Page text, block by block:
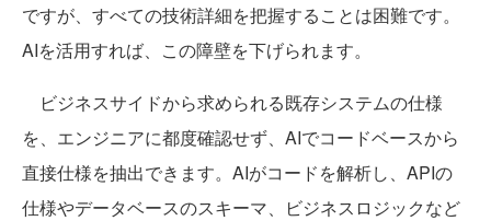
ですが、すべての技術詳細を把握することは困難です。
AIを活用すれば、この障壁を下げられます。
ビジネスサイドから求められる既存システムの仕様
を、エンジニアに都度確認せず、AIでコードベースから
直接仕様を抽出できます。AIがコードを解析し、APIの
仕様やデータベースのスキーマ、ビジネスロジックなど